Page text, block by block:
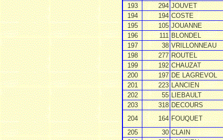
193
294 JOUVET
194
194 COSTE
195
105 JOUANNE
196
111 BLONDEL
197
38 VRILLONNEAU
198
277 ROUTEL
199
192 CHAUZAT
200
197 DE LAGREVOL
201
223 LANCIEN
202
55 LIEBAULT
203
318 DECOURS
204
164 FOUQUET
205
30 CLAIN